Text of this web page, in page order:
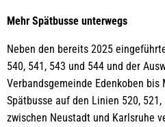
Mehr Spätbusse unterwegs
Neben den bereits 2025
540, 541, 543 und 544 und der
Verbandsgemeinde Edenkoben
Spätbusse auf den Linien 520,
zwischen Neustadt und Karlsruhe